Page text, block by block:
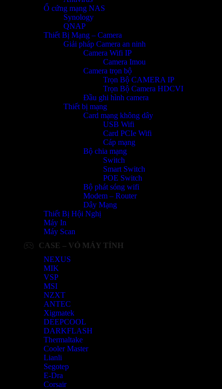
Ổ cứng mạng NAS
Synology
QNAP
Thiết Bị Mạng – Camera
Giải pháp Camera an ninh
Camera Wifi IP
Camera Imou
Camera trọn bộ
Trọn Bộ CAMERA IP
Trọn Bộ Camera HDCVI
Đầu ghi hình camera
Thiết bị mạng
Card mạng không dây
USB Wifi
Card PCIe Wifi
Cáp mạng
Bộ chia mạng
Switch
Smart Switch
POE Switch
Bộ phát sóng wifi
Modem – Router
Dây Mạng
Thiết Bị Hội Nghị
Máy In
Máy Scan
CASE – VỎ MÁY TÍNH
NEXUS
MIK
VSP
MSI
NZXT
ANTEC
Xigmatek
DEEPCOOL
DARKFLASH
Thermaltake
Cooler Master
Lianli
Segotep
E-Dra
Corsair